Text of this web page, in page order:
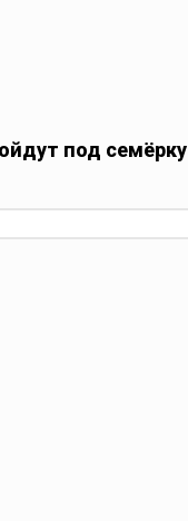
под семёрку